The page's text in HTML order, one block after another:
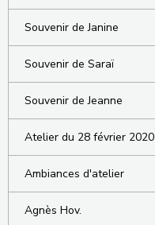
Souvenir de Janine
Souvenir de Saraï
Souvenir de Jeanne
Atelier du 28 février 2020
Ambiances d'atelier
Agnès Hov.